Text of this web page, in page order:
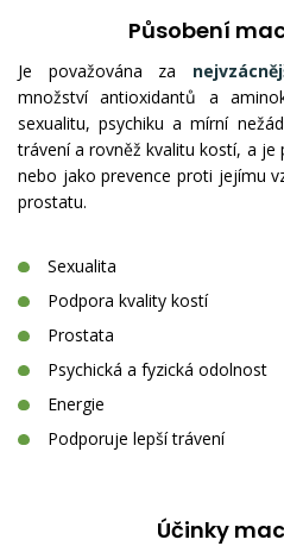
Působení
Je považována za
množství antioxidantů a
sexualitu, psychiku a mírní
trávení a rovněž kvalitu kostí, a
nebo jako prevence proti jejímu
prostatu.
Sexualita
Podpora kvality kostí
Prostata
Psychická a fyzická odolnost
Energie
Podporuje lepší trávení
Účinky